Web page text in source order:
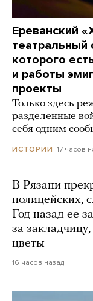
Ереванский
театральный
которого
и работы
проекты
Только здесь
разделенные
себя одним
ИСТОРИИ 17 часов
В Рязани
полицейских,
Год назад ее
за
цветы
16 часов назад